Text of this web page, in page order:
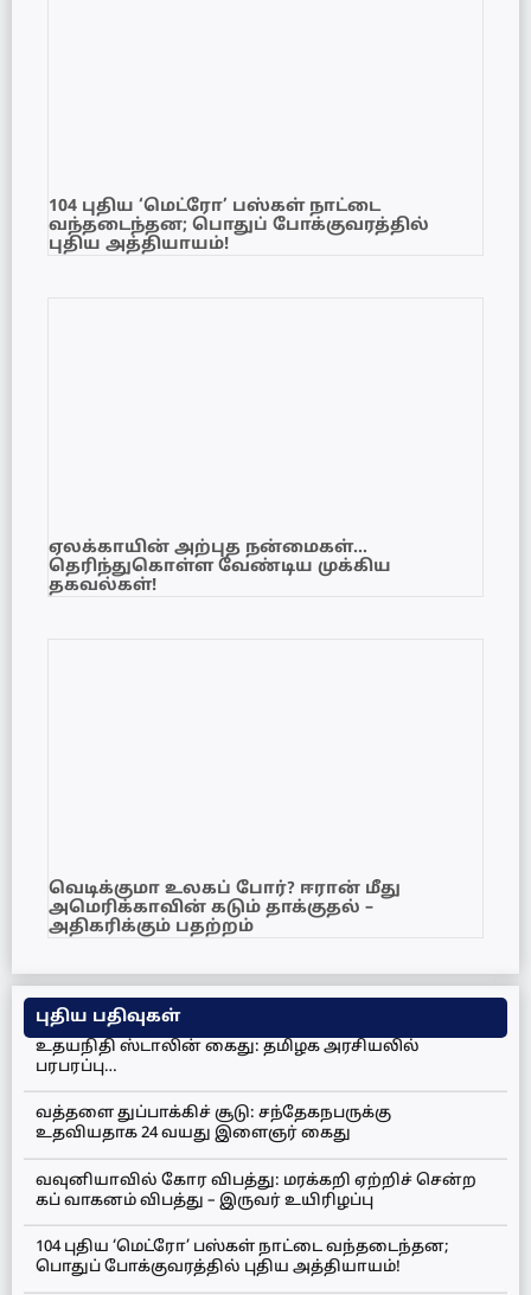
104 புதிய ‘மெட்ரோ’ பஸ்கள் நாட்டை
வந்தடைந்தன; பொதுப் போக்குவரத்தில்
புதிய அத்தியாயம்!
ஏலக்காயின் அற்புத நன்மைகள்…
தெரிந்துகொள்ள வேண்டிய முக்கிய
தகவல்கள்!
வெடிக்குமா உலகப் போர்? ஈரான் மீது
அமெரிக்காவின் கடும் தாக்குதல் –
அதிகரிக்கும் பதற்றம்
புதிய பதிவுகள்
உதயநிதி ஸ்டாலின் கைது: தமிழக அரசியலில்
பரபரப்பு…
வத்தளை துப்பாக்கிச் சூடு: சந்தேகநபருக்கு
உதவியதாக 24 வயது இளைஞர் கைது
வவுனியாவில் கோர விபத்து: மரக்கறி ஏற்றிச் சென்ற
கப் வாகனம் விபத்து – இருவர் உயிரிழப்பு
104 புதிய ‘மெட்ரோ’ பஸ்கள் நாட்டை வந்தடைந்தன;
பொதுப் போக்குவரத்தில் புதிய அத்தியாயம்!